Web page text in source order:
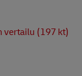
vertailu (197 kt)